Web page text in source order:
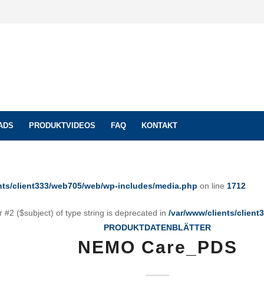
PRODUKTVIDEOS FAQ KONTAKT
client333/web705/web/wp-includes/media.php on line 1712
($subject) of type string is deprecated in /var/www/clients/
PRODUKTDATENBLÄTTER
NEMO Care_PDS